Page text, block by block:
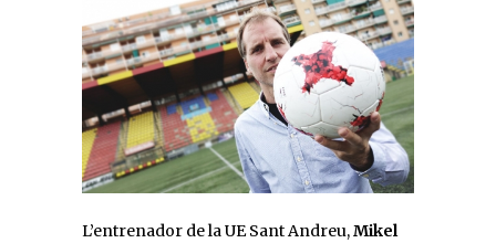
L’entrenador de la UE Sant Andreu,Mikel